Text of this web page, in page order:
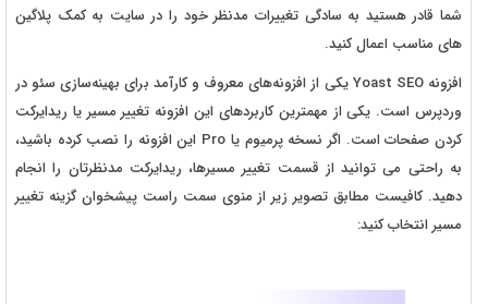
شما قادر هستید به سادگی تغییرات مدنظر خود را در سایت به کمک پلاگین
های مناسب اعمال کنید.
افزونه Yoast SEO یکی از افزونه‌های معروف و کارآمد برای بهینه‌سازی سئو در
وردپرس است. یکی از مهمترین کاربردهای این افزونه تغییر مسیر یا ریدایرکت
کردن صفحات است. اگر نسخه پرمیوم یا Pro این افزونه را نصب کرده باشید،
به راحتی می توانید از قسمت تغییر مسیرها، ریدایرکت مدنظرتان را انجام
دهید. کافیست مطابق تصویر زیر از منوی سمت راست پیشخوان گزینه تغییر
مسیر انتخاب کنید: